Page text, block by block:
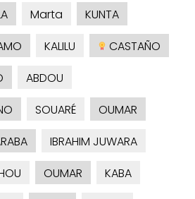
Marta
KUNTA
KALILU
CASTAÑO
ABDOU
SOUARÉ
OUMAR
IBRAHIM JUWARA
OUMAR
KABA